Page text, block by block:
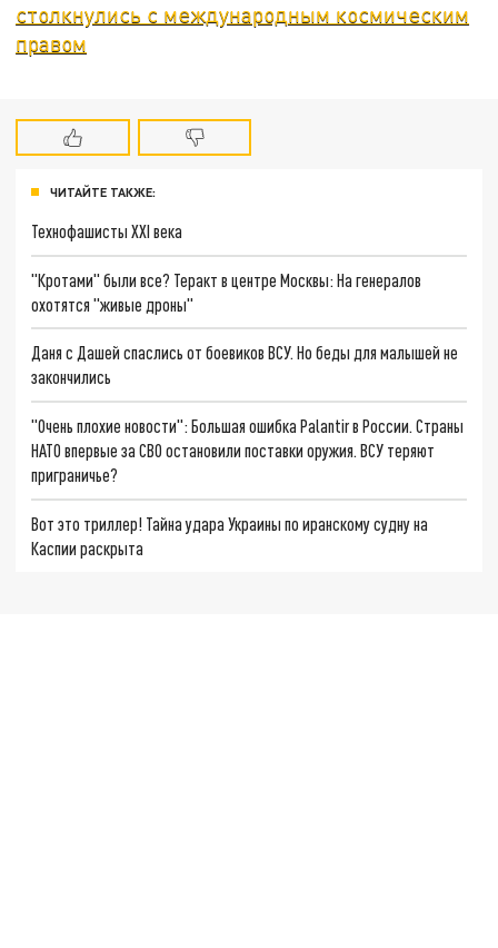
столкнулись с международным космическим
правом
ЧИТАЙТЕ ТАКЖЕ:
Технофашисты XXI века
"Кротами" были все? Теракт в центре Москвы: На генералов
охотятся "живые дроны"
Даня с Дашей спаслись от боевиков ВСУ. Но беды для малышей не
закончились
"Очень плохие новости": Большая ошибка Palantir в России. Страны
НАТО впервые за СВО остановили поставки оружия. ВСУ теряют
приграничье?
Вот это триллер! Тайна удара Украины по иранскому судну на
Каспии раскрыта